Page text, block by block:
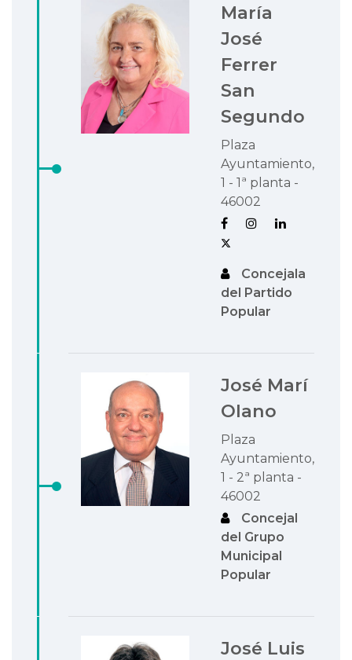
María
José
Ferrer
San
Segundo
Plaza
Ayuntamiento,
1 - 1ª planta -
46002
Concejala
del Partido
Popular
José Marí
Olano
Plaza
Ayuntamiento,
1 - 2ª planta -
46002
Concejal
del Grupo
Municipal
Popular
José Luis